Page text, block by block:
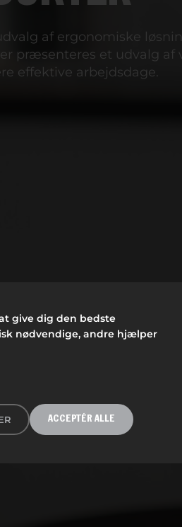
af ergonomiske
præsenteres et udvalg af
effektive arbejdsdage.
give dig den bedste
nødvendige, andre hjælper
ACCEPTÉR ALLE